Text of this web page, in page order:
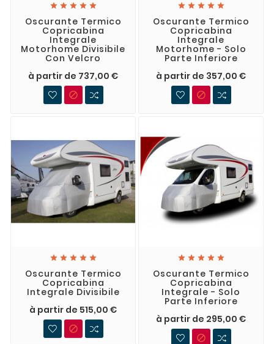
    
Oscurante Termico
Copricabina
Integrale
Motorhome Divisibile
Con Velcro
à partir de 737,00 €

    
Oscurante Termico
Copricabina
Integrale
Motorhome - Solo
Parte Inferiore
à partir de 357,00 €

    
Oscurante Termico
Copricabina
Integrale Divisibile
à partir de 515,00 €

    
Oscurante Termico
Copricabina
Integrale - Solo
Parte Inferiore
à partir de 295,00 €
